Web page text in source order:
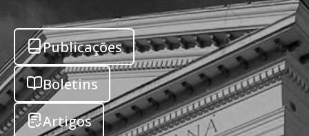
Publicações
Boletins
Artigos